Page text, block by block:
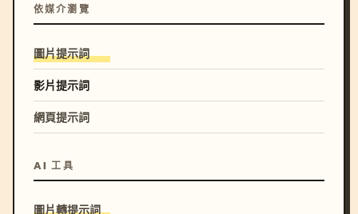
依媒介瀏覽
圖片提示詞
影片提示詞
網頁提示詞
AI 工具
圖片轉提示詞